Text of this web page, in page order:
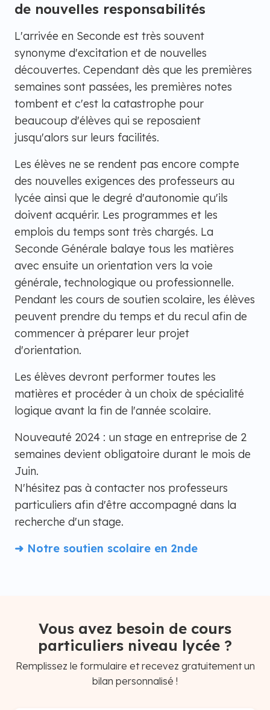
de nouvelles responsabilités
L'arrivée en Seconde est très souvent
synonyme d'excitation et de nouvelles
découvertes. Cependant dès que les premières
semaines sont passées, les premières notes
tombent et c'est la catastrophe pour
beaucoup d'élèves qui se reposaient
jusqu'alors sur leurs facilités.
Les élèves ne se rendent pas encore compte
des nouvelles exigences des professeurs au
lycée ainsi que le degré d'autonomie qu'ils
doivent acquérir. Les programmes et les
emplois du temps sont très chargés. La
Seconde Générale balaye tous les matières
avec ensuite un orientation vers la voie
générale, technologique ou professionnelle.
Pendant les cours de soutien scolaire, les élèves
peuvent prendre du temps et du recul afin de
commencer à préparer leur projet
d'orientation.
Les élèves devront performer toutes les
matières et procéder à un choix de spécialité
logique avant la fin de l'année scolaire.
Nouveauté 2024 : un stage en entreprise de 2
semaines devient obligatoire durant le mois de
Juin.
N'hésitez pas à contacter nos professeurs
particuliers afin d'être accompagné dans la
recherche d'un stage.
➜ Notre soutien scolaire en 2nde
Vous avez besoin de cours
particuliers niveau lycée ?
Remplissez le formulaire et recevez gratuitement un
bilan personnalisé !